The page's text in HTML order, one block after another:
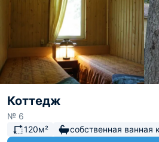
Коттедж
№ 6
120м²
собственная ванная